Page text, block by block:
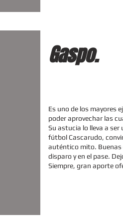
Gaspo.
Es uno de los mayores
poder aprovechar las
Su astucia lo lleva a ser
fútbol Cascarudo,
auténtico mito. Buenas
disparo y en el pase.
Siempre, gran aporte